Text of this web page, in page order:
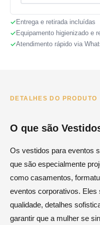
Entrega e retirada incluídas
Equipamento higienizado e
Atendimento rápido via
DETALHES DO PRODUTO
O que são
Os vestidos para eventos
que são especialmente
como casamentos,
eventos corporativos. Eles
qualidade, detalhes
garantir que a mulher se